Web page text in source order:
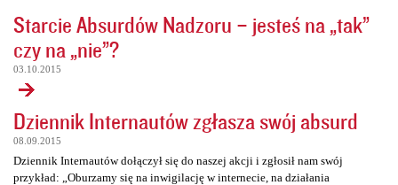
Starcie Absurdów Nadzoru – jesteś na „tak”
czy na „nie”?
03.10.2015
Dziennik Internautów zgłasza swój absurd
08.09.2015
Dziennik Internautów dołączył się do naszej akcji i zgłosił nam swój
przykład: „Oburzamy się na inwigilację w internecie, na działania